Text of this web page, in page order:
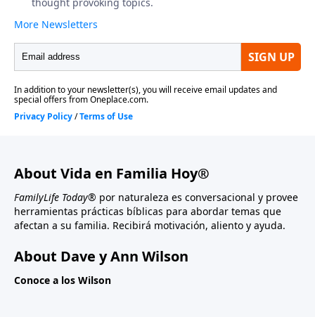
About Vida en Familia Hoy®
FamilyLife Today® por naturaleza es conversacional y provee
herramientas prácticas bíblicas para abordar temas que
afectan a su familia. Recibirá motivación, aliento y ayuda.
About Dave y Ann Wilson
Conoce a los Wilson